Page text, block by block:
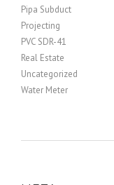
Pipa Subduct
Projecting
PVC SDR-41
Real Estate
Uncategorized
Water Meter